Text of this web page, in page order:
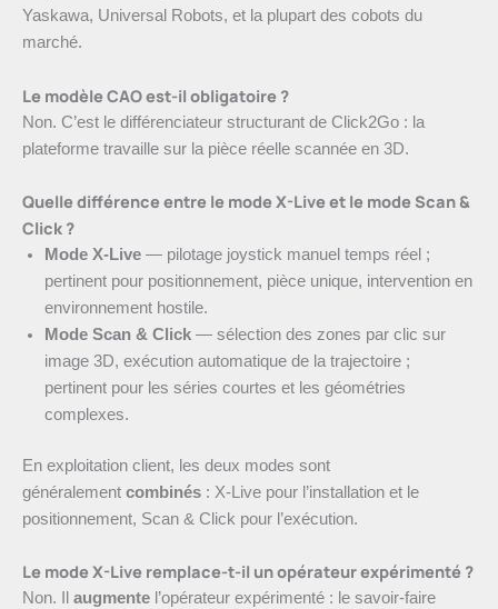
Yaskawa, Universal Robots, et la plupart des cobots du
marché.
Le modèle CAO est-il obligatoire ?
Non. C’est le différenciateur structurant de Click2Go : la
plateforme travaille sur la pièce réelle scannée en 3D.
Quelle différence entre le mode X-Live et le mode Scan &
Click ?
Mode X-Live — pilotage joystick manuel temps réel ;
pertinent pour positionnement, pièce unique, intervention en
environnement hostile.
Mode Scan & Click — sélection des zones par clic sur
image 3D, exécution automatique de la trajectoire ;
pertinent pour les séries courtes et les géométries
complexes.
En exploitation client, les deux modes sont
généralement combinés : X-Live pour l’installation et le
positionnement, Scan & Click pour l’exécution.
Le mode X-Live remplace-t-il un opérateur expérimenté ?
Non. Il augmente l’opérateur expérimenté : le savoir-faire